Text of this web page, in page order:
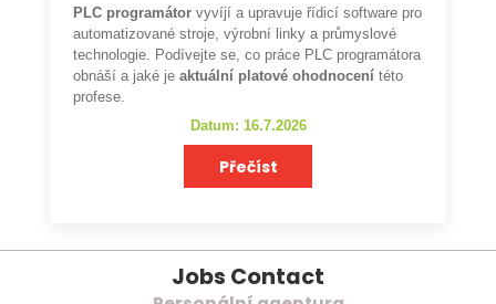
PLC programátor vyvíjí a upravuje řídicí software pro
automatizované stroje, výrobní linky a průmyslové
technologie. Podívejte se, co práce PLC programátora
obnáší a jaké je aktuální platové ohodnocení této
profese.
Datum: 16.7.2026
Přečíst
Jobs Contact